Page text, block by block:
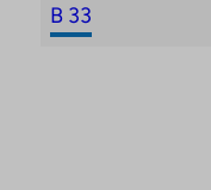
B 33